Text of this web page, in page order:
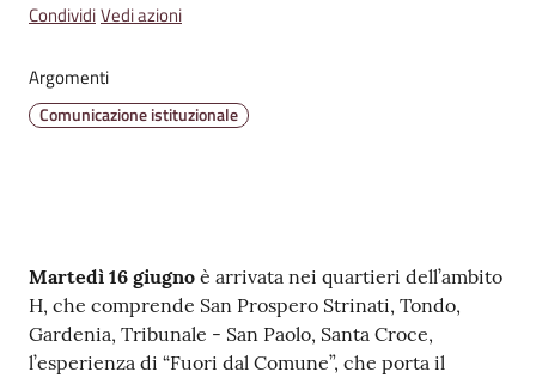
s
o
i
CondividiVedi azioni
Argomenti
Comunicazione istituzionale
Contenuto
Martedì 16 giugno è arrivata nei quartieri dell’ambito
H, che comprende San Prospero Strinati, Tondo,
Gardenia, Tribunale - San Paolo, Santa Croce,
l’esperienza di “Fuori dal Comune”, che porta il